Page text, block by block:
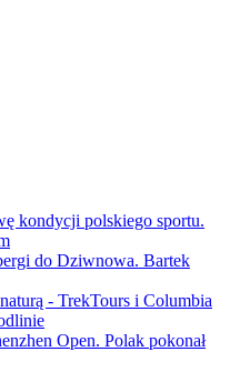
kondycji polskiego sportu.
do Dziwnowa. Bartek
- TrekTours i Columbia
Open. Polak pokonał